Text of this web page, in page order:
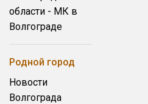
области - МК в
Волгограде
Родной город
Новости
Волгограда